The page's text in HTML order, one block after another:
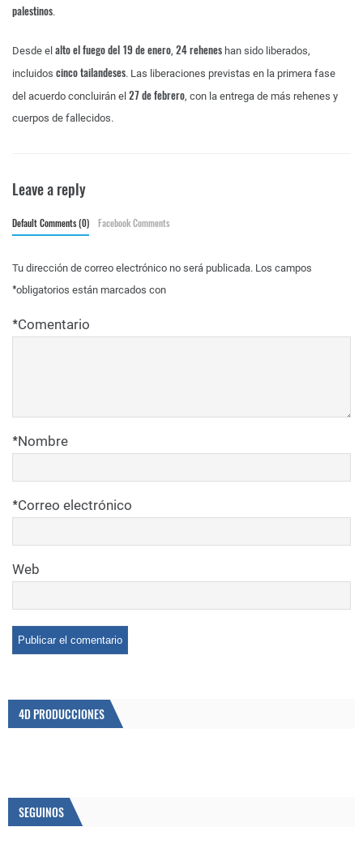
palestinos.
Desde el alto el fuego del 19 de enero, 24 rehenes han sido liberados,
incluidos cinco tailandeses. Las liberaciones previstas en la primera fase
del acuerdo concluirán el 27 de febrero, con la entrega de más rehenes y
cuerpos de fallecidos.
Leave a reply
Default Comments (0) Facebook Comments
Tu dirección de correo electrónico no será publicada. Los campos
obligatorios están marcados con
*
Comentario
*
Nombre
*
Correo electrónico
*
Web
4D PRODUCCIONES
SEGUINOS